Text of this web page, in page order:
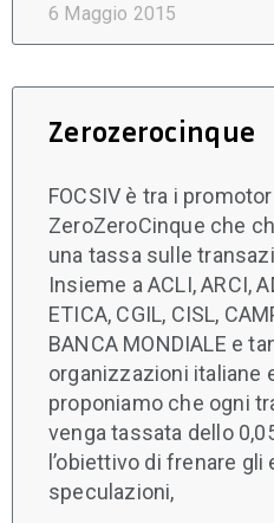
6 Maggio 2015
Zerozerocinque
FOCSIV è tra i
ZeroZeroCinque che
una tassa sulle
Insieme a ACLI, ARCI,
ETICA, CGIL, CISL,
BANCA MONDIALE e
organizzazioni italiane
proponiamo che ogni
venga tassata dello
l’obiettivo di frenare
speculazioni,